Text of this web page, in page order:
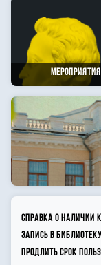
Справка о наличии
Запись в
Продлить срок